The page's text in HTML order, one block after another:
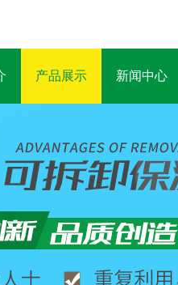
产品展示 新闻中心